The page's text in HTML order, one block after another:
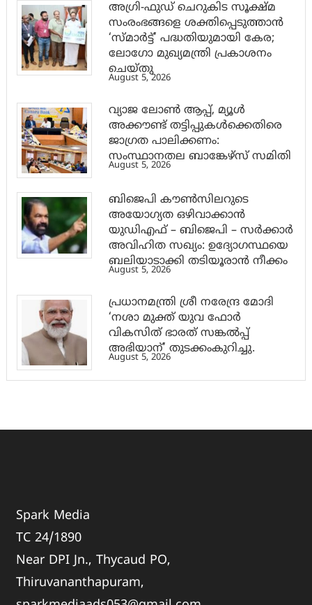
അഗ്രി-ഫുഡ് ചെറുകിട സൂക്ഷ്മ
സംരംഭങ്ങളെ ശക്തിപ്പെടുത്താന്‍
‘സ്മാര്‍ട്ട്’ പദ്ധതിയുമായി കേര;
ലോഗോ മുഖ്യമന്ത്രി പ്രകാശനം
ചെയ്തു
August 5, 2026
വ്യാജ ലോൺ ആപ്പ്, മ്യൂൾ
അക്കൗണ്ട് തട്ടിപ്പുകൾക്കെതിരെ
ജാ​ഗ്രത പാലിക്കണം:
സംസ്ഥാനതല ബാങ്കേഴ്സ് സമിതി
August 5, 2026
ബിജെപി കൗൺസിലറുടെ
അയോഗ്യത ഒഴിവാക്കാൻ
യുഡിഎഫ് – ബിജെപി – സർക്കാർ
അവിഹിത സഖ്യം: ഉദ്യോഗസ്ഥയെ
ബലിയാടാക്കി തടിയൂരാൻ നീക്കം
August 5, 2026
പ്രധാനമന്ത്രി ശ്രീ നരേന്ദ്ര മോദി
‘നശാ മുക്ത് യുവ ഫോർ
വികസിത് ഭാരത് സങ്കൽപ്പ്
അഭിയാന്’ തുടക്കംകുറിച്ചു.
August 5, 2026
Spark Media
TC 24/1890
Near DPI Jn., Thycaud PO,
Thiruvananthapuram,